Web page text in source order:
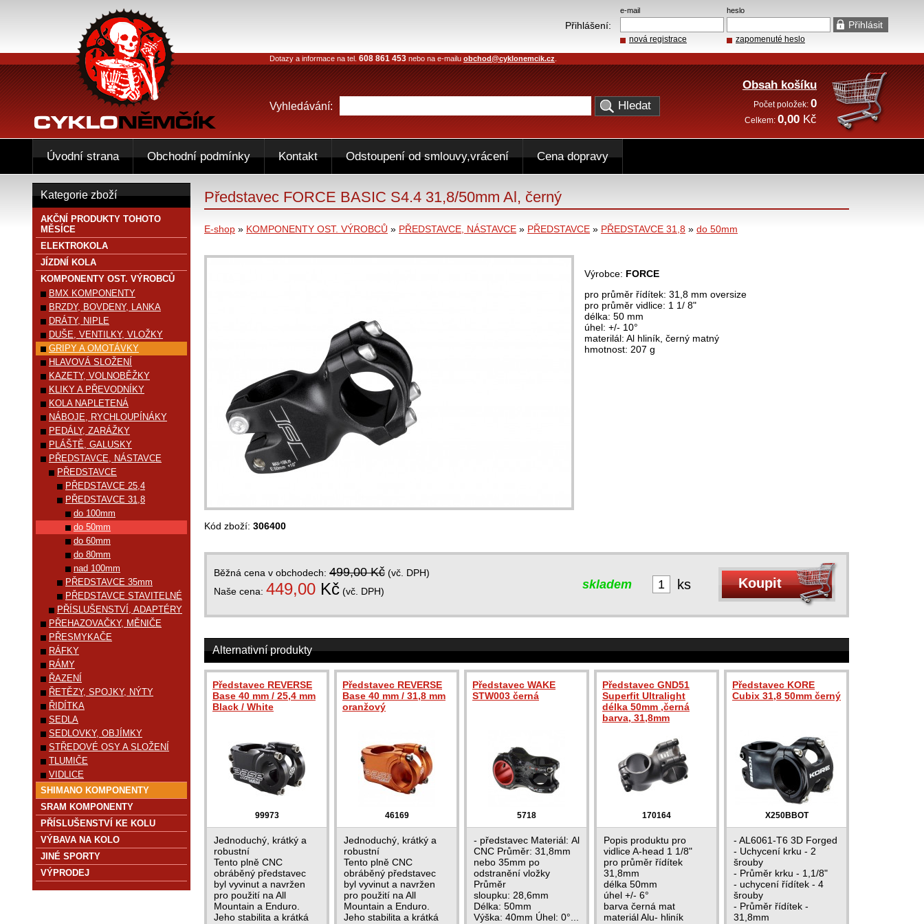
Představec FORCE BASIC S4.4 31,8/50mm Al, černý
E-shop » KOMPONENTY OST. VÝROBCŮ » PŘEDSTAVCE, NÁSTAVCE » PŘEDSTAVCE » PŘEDSTAVCE 31,8 » do 50mm
Výrobce: FORCE
pro průměr řídítek: 31,8 mm oversize
pro průměr vidlice: 1 1/ 8"
délka: 50 mm
úhel: +/- 10°
materilál: Al hliník, černý matný
hmotnost: 207 g
Kód zboží: 306400
Běžná cena v obchodech: 499,00 Kč (vč. DPH)
Naše cena: 449,00 Kč (vč. DPH) ks
skladem
Alternativní produkty
Představec REVERSE
Base 40 mm / 25,4 mm
Black / White
99973
Jednoduchý, krátký a
robustní
Tento plně CNC
obráběný představec
byl vyvinut a navržen
pro použití na All
Mountain a Enduro.
Jeho stabilita a krátká
Představec REVERSE
Base 40 mm / 31,8 mm
oranžový
46169
Jednoduchý, krátký a
robustní
Tento plně CNC
obráběný představec
byl vyvinut a navržen
pro použití na All
Mountain a Enduro.
Jeho stabilita a krátká
Představec WAKE
STW003 černá
5718
- představec Materiál: Al
CNC Průměr: 31,8mm
nebo 35mm po
odstranění vložky
Průměr
sloupku: 28,6mm
Délka: 50mm
Výška: 40mm Úhel: 0°...
Představec GND51
Superfit Ultralight
délka 50mm ,černá
barva, 31,8mm
170164
Popis produktu pro
vidlice A-head 1 1/8"
pro průměr řídítek
31,8mm
délka 50mm
úhel +/- 6°
barva černá mat
materiál Alu- hliník
Představec KORE
Cubix 31,8 50mm černý
X250BBOT
- AL6061-T6 3D Forged
- Uchycení krku - 2
šrouby
- Průměr krku - 1,1/8"
- uchycení řídítek - 4
šrouby
- Průměr řídítek -
31,8mm
Kategorie zboží
AKČNÍ PRODUKTY TOHOTO
MĚSÍCE
ELEKTROKOLA
JÍZDNÍ KOLA
KOMPONENTY OST. VÝROBCŮ
BMX KOMPONENTY
BRZDY, BOVDENY, LANKA
DRÁTY, NIPLE
DUŠE, VENTILKY, VLOŽKY
GRIPY A OMOTÁVKY
HLAVOVÁ SLOŽENÍ
KAZETY, VOLNOBĚŽKY
KLIKY A PŘEVODNÍKY
KOLA NAPLETENÁ
NÁBOJE, RYCHLOUPÍNÁKY
PEDÁLY, ZARÁŽKY
PLÁŠTĚ, GALUSKY
PŘEDSTAVCE, NÁSTAVCE
PŘEDSTAVCE
PŘEDSTAVCE 25,4
PŘEDSTAVCE 31,8
do 100mm
do 50mm
do 60mm
do 80mm
nad 100mm
PŘEDSTAVCE 35mm
PŘEDSTAVCE STAVITELNÉ
PŘÍSLUŠENSTVÍ, ADAPTÉRY
PŘEHAZOVAČKY, MĚNIČE
PŘESMYKAČE
RÁFKY
RÁMY
ŘAZENÍ
ŘETĚZY, SPOJKY, NÝTY
ŘIDÍTKA
SEDLA
SEDLOVKY, OBJÍMKY
STŘEDOVÉ OSY A SLOŽENÍ
TLUMIČE
VIDLICE
SHIMANO KOMPONENTY
SRAM KOMPONENTY
PŘÍSLUŠENSTVÍ KE KOLU
VÝBAVA NA KOLO
JINÉ SPORTY
VÝPRODEJ
e-mail heslo
Přihlášení:
nová registrace zapomenuté heslo
Dotazy a informace na tel. 608 861 453 nebo na e-mailu obchod@cyklonemcik.cz
Vyhledávání:
Obsah košíku
Počet položek:0
Celkem: 0,00 Kč
Úvodní strana Obchodní podmínky Kontakt Odstoupení od smlouvy,vrácení Cena dopravy